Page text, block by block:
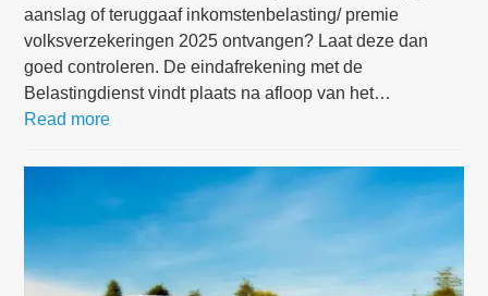
aanslag of teruggaaf inkomstenbelasting/ premie
volksverzekeringen 2025 ontvangen? Laat deze dan
goed controleren. De eindafrekening met de
Belastingdienst vindt plaats na afloop van het…
Read more